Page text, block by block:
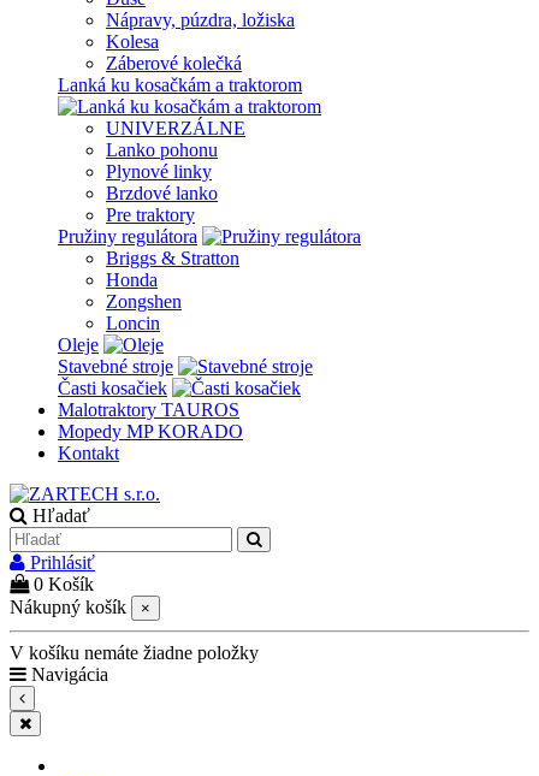
Nápravy, púzdra, ložiska
Kolesa
Záberové kolečká
Lanká ku kosačkám a traktorom
UNIVERZÁLNE
Lanko pohonu
Plynové linky
Brzdové lanko
Pre traktory
Pružiny regulátora
Briggs & Stratton
Honda
Zongshen
Loncin
Oleje
Stavebné stroje
Časti kosačiek
Malotraktory TAUROS
Mopedy MP KORADO
Kontakt
Hľadať
Prihlásiť
0 Košík
Nákupný košík
×
V košíku nemáte žiadne položky
Navigácia